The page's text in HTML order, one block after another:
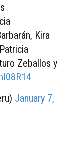
Kira
Zeballos y
January 7,